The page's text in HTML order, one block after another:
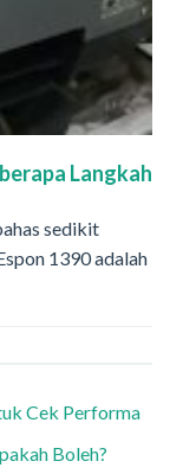
Langkah
sedikit
1390 adalah
Cek Performa
Boleh?